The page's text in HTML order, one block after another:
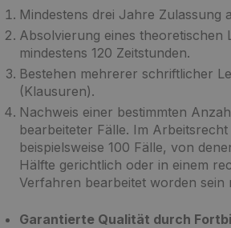
Mindestens drei Jahre Zulassung
Absolvierung eines theoretischen
mindestens 120 Zeitstunden.
Bestehen mehrerer schriftlicher
(Klausuren).
Nachweis einer bestimmten
bearbeiteter Fälle. Im Arbeitsrecht
beispielsweise 100 Fälle, von
Hälfte gerichtlich oder in einem
Verfahren bearbeitet worden sein
Garantierte Qualität durch